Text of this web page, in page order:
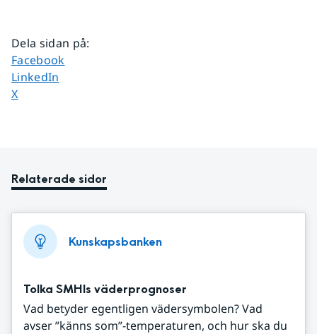
Dela sidan på:
Dela sidan på
Facebook
Dela sidan på
LinkedIn
Dela sidan på
X
Relaterade sidor
Kunskapsbanken
Tolka SMHIs väderprognoser
Vad betyder egentligen vädersymbolen? Vad
avser ”känns som”-temperaturen, och hur ska du